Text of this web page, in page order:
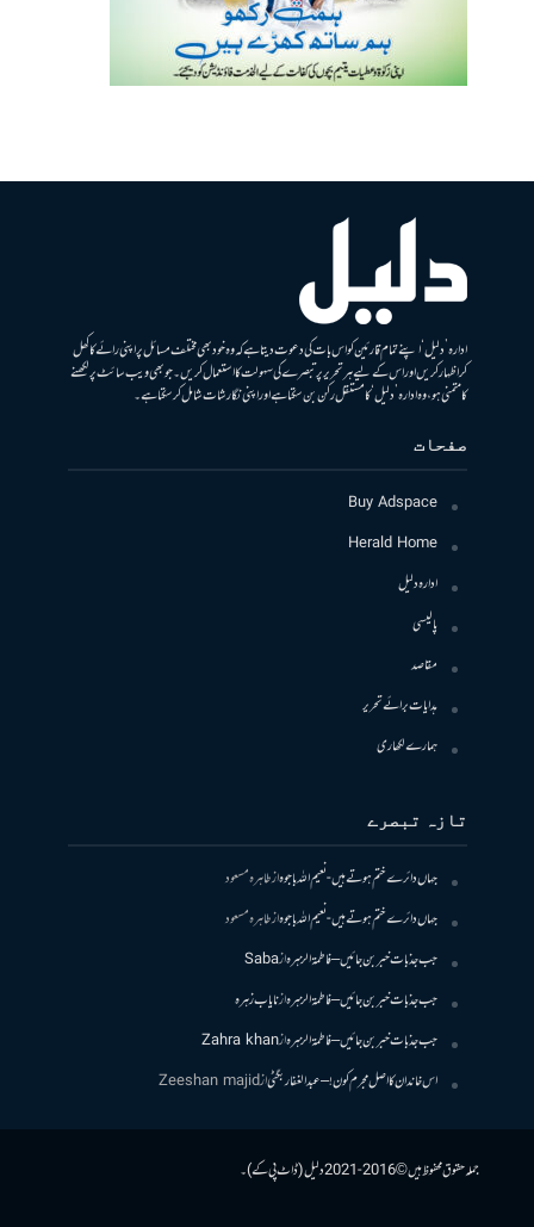
ادارہ ’دلیل‘ اپنے تمام قارئین کو اس بات کی دعوت دیتا ہے کہ وہ خود بھی مختلف مسائل پر اپنی رائے کا کھل
کر اظہار کریں اور اس کے لیے ہر تحریر پر تبصرے کی سہولت کا استعمال کریں۔ جو بھی ویب سائٹ پر لکھنے
کا متمنی ہو، وہ ادارہ ’دلیل‘ کا مستقل رکن بن سکتا ہے اور اپنی نگارشات شامل کرسکتا ہے۔
صفحات
Buy Adspace
Herald Home
ادارہ دلیل
پالیسی
مقاصد
ہدایات برائے تحریر
ہمارے لکھاری
تازہ تبصرے
جہاں دائرے ختم ہوتے ہیں- نعیم اللہ باجوہازطاہرہ مسعود
جہاں دائرے ختم ہوتے ہیں- نعیم اللہ باجوہازطاہرہ مسعود
جب جذبات خبر بن جائیں – فاطمۃالزہرہازSaba
جب جذبات خبر بن جائیں – فاطمۃالزہرہازنایاب زہرہ
جب جذبات خبر بن جائیں – فاطمۃالزہرہازZahra khan
اس خاندان کا اصل مجرم کون! – عبدالغفار بگٹیازZeeshan majid
جملہ حقوق محفوظ ہیں © 2016-2021 دلیل (ڈاٹ پی کے)۔